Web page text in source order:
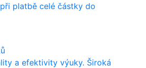
platbě celé částky do
a efektivity výuky. Široká